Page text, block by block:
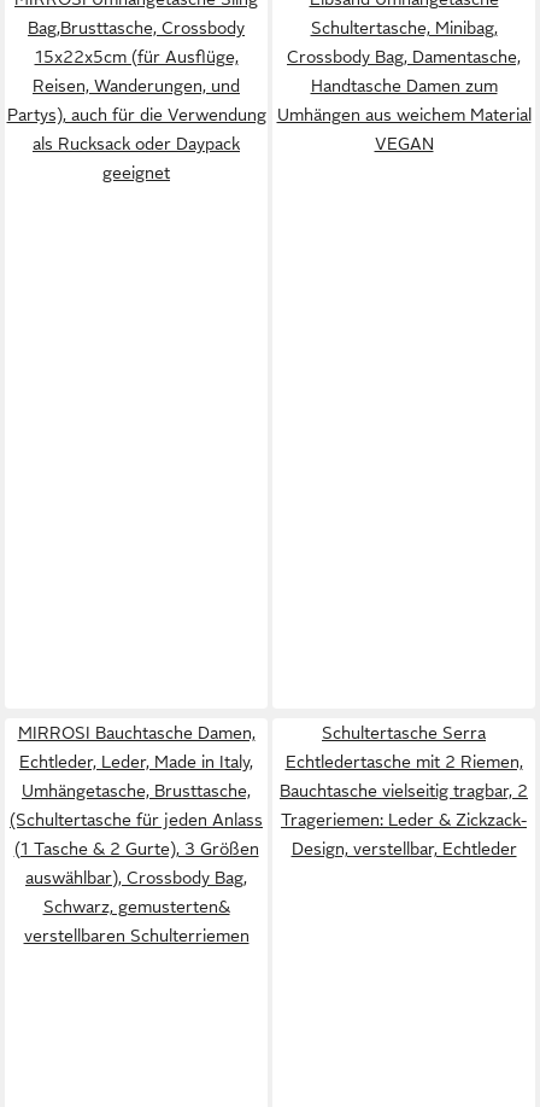
Bag,Brusttasche, Crossbody
15x22x5cm (für Ausflüge,
Reisen, Wanderungen, und
Partys), auch für die Verwendung
als Rucksack oder Daypack
geeignet
Schultertasche, Minibag,
Crossbody Bag, Damentasche,
Handtasche Damen zum
Umhängen aus weichem Material
VEGAN
MIRROSI Bauchtasche Damen,
Echtleder, Leder, Made in Italy,
Umhängetasche, Brusttasche,
(Schultertasche für jeden Anlass
(1 Tasche & 2 Gurte), 3 Größen
auswählbar), Crossbody Bag,
Schwarz, gemusterten&
verstellbaren Schulterriemen
Schultertasche Serra
Echtledertasche mit 2 Riemen,
Bauchtasche vielseitig tragbar, 2
Trageriemen: Leder & Zickzack-
Design, verstellbar, Echtleder